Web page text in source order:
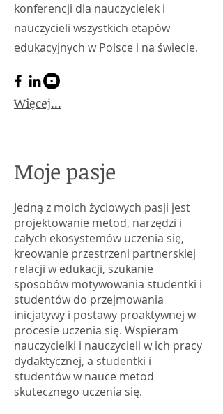
konferencji dla nauczycielek i
nauczycieli wszystkich etapów
edukacyjnych w Polsce i na świecie.
Więcej...
Moje pasje
Jedną z moich życiowych pasji jest
projektowanie metod, narzędzi i
całych ekosystemów uczenia się,
kreowanie przestrzeni partnerskiej
relacji w edukacji, szukanie
sposobów motywowania studentki i
studentów do przejmowania
inicjatywy i postawy proaktywnej w
procesie uczenia się. Wspieram
nauczycielki i nauczycieli w ich pracy
dydaktycznej, a studentki i
studentów w nauce metod
skutecznego uczenia się.